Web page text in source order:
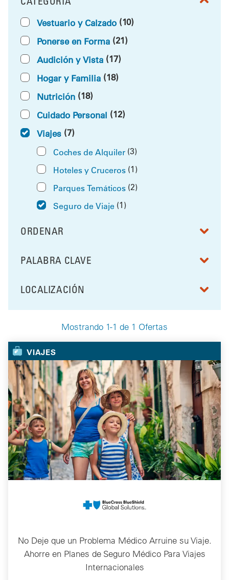
Mostrando 1-1 de 1 Ofertas
FILTRAR POR
Vestuario y Calzado (10)
Ponerse en Forma (21)
Audición y Vista (17)
Hogar y Familia (18)
Nutrición (18)
Cuidado Personal (12)
Viajes (7)
Coches de Alquiler (3)
Hoteles y Cruceros (1)
Parques Temáticos (2)
Seguro de Viaje (1)
ORDENAR
RESULTS BY
FILTRAR POR
PALABRA CLAVE
FILTRAR POR
LOCALIZACIÓN
Your Selected Deals
VIAJES
No Deje que un Problema Médico Arruine su Viaje.
Ahorre en Planes de Seguro Médico Para Viajes
Internacionales